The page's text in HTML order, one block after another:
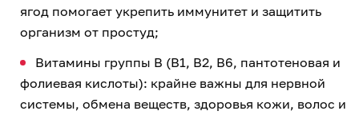
ягод помогает укрепить иммунитет и защитить
организм от простуд;
Витамины группы B (B1, B2, B6, пантотеновая и
фолиевая кислоты): крайне важны для нервной
системы, обмена веществ, здоровья кожи, волос и